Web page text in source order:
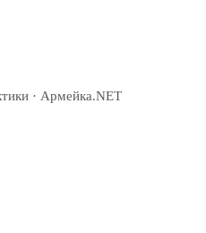
· Армейка.NET